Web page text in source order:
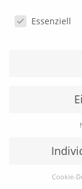
Essenziell
Cookie-